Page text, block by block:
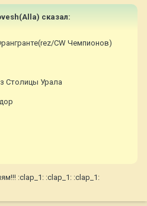
сказал:
CW Чемпионов)
Столицы Урала
:clap_1: :clap_1: :clap_1: